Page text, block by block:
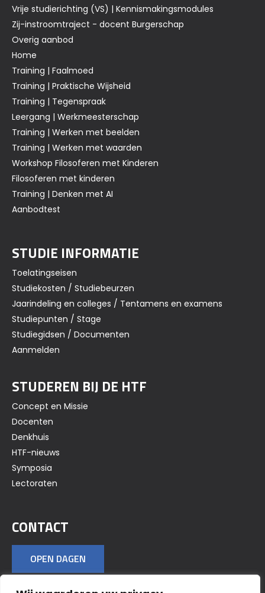
Vrije studierichting (VS) | Kennismakingsmodules
Zij-instroomtraject - docent Burgerschap
Overig aanbod
Home
Training | Faalmoed
Training | Praktische Wijsheid
Training | Tegenspraak
Leergang | Werkmeesterschap
Training | Werken met beelden
Training | Werken met waarden
Workshop Filosoferen met Kinderen
Filosoferen met kinderen
Training | Denken met AI
Aanbodtest
STUDIE INFORMATIE
Toelatingseisen
Studiekosten / Studiebeurzen
Jaarindeling en colleges / Tentamens en examens
Studiepunten / Stage
Studiegidsen / Documenten
Aanmelden
STUDEREN BIJ DE HTF
Concept en Missie
Docenten
Denkhuis
HTF-nieuws
Symposia
Lectoraten
CONTACT
OPEN DAGEN